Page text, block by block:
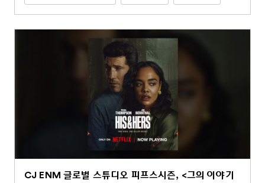
CJ ENM 글로벌 스튜디오 피프스시즌, <그의 이야기